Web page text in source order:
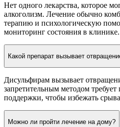
Нет одного лекарства, которое
алкоголизм. Лечение обычно
терапию и психологическую
мониторинг состояния в клинике.
Какой препарат вызывает
Дисульфирам вызывает
запретительным методом требует
поддержки, чтобы избежать
Можно ли пройти лечение на дому?